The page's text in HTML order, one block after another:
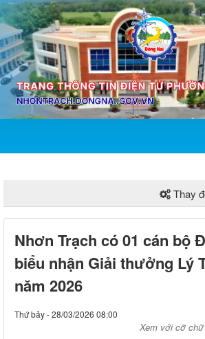
Thay
Nhơn Trạch có 01 cán bộ
biểu nhận Giải thưởng Lý
năm 2026
Thứ bảy - 28/03/2026 08:00
Xem với cỡ chữ